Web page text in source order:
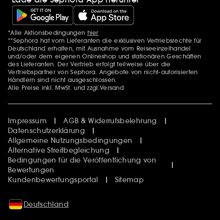
Zusätzlich Erwähnungen
*Alle Aktionsbedingungen hier
**Sephora hat vom Lieferanten die exklusiven Vertriebsrechte für
Deutschland erhalten, mit Ausnahme vom Reiseeinzelhandel
und/oder dem eigenen Onlineshop und stationären Geschäften
des Lieferanten. Der Vertrieb erfolgt teilweise über die
Vertriebspartner von Sephora. Angebote von nicht-autorisierten
Händlern sind nicht ausgeschlossen.
Alle Preise inkl. MwSt. und zzgl.Versand
Impressum
AGB & Widerrufsbelehrung
Datenschutzerklärung
Allgemeine Nutzungsbedingungen
Alternative Streitbegleichung
Bedingungen für die Veröffentlichung von
Bewertungen
Kundenbewertungsportal
Sitemap
Deutschland